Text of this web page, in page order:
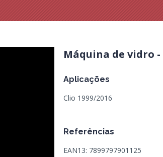
Máquina de vidro
Aplicações
Clio 1999/2016
Referências
EAN13: 7899797901125